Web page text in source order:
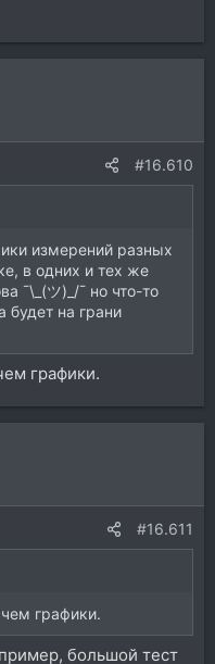
#16.610
измерений разных
в одних и тех же
¯\_(ツ)_/¯ но что-то
будет на грани
графики.
#16.611
графики.
большой тест